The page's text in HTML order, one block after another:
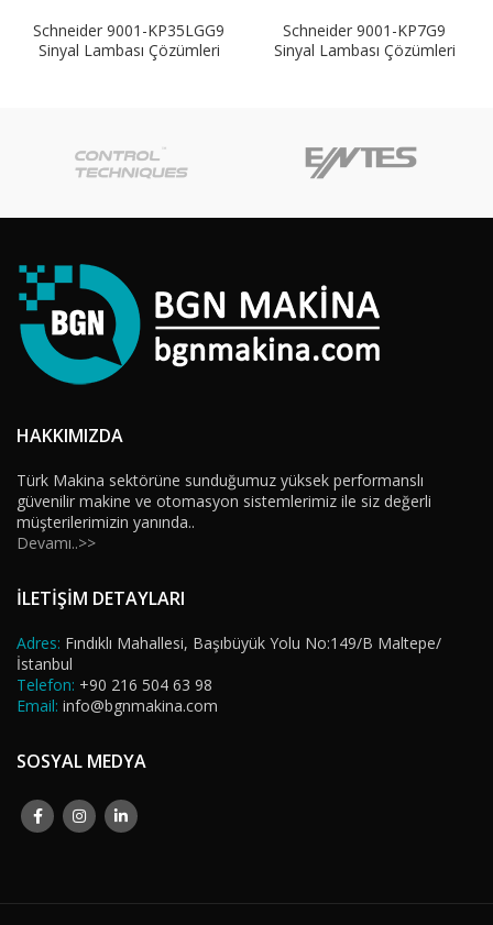
Schneider 9001-KP35LGG9
Sinyal Lambası Çözümleri
Schneider 9001-KP7G9
Sinyal Lambası Çözümleri
HAKKIMIZDA
Türk Makina sektörüne sunduğumuz yüksek performanslı
güvenilir makine ve otomasyon sistemlerimiz ile siz değerli
müşterilerimizin yanında..
Devamı..>>
İLETİŞİM DETAYLARI
Adres: Fındıklı Mahallesi, Başıbüyük Yolu No:149/B Maltepe/
İstanbul
Telefon: +90 216 504 63 98
Email: info@bgnmakina.com
SOSYAL MEDYA